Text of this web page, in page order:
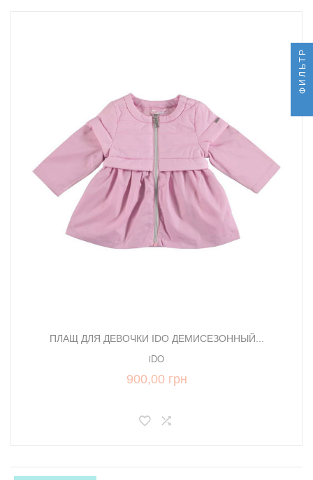
ПЛАЩ ДЛЯ ДЕВОЧКИ IDO ДЕМИСЕЗОННЫЙ...
iDO
900,00 грн
ФИЛЬТР